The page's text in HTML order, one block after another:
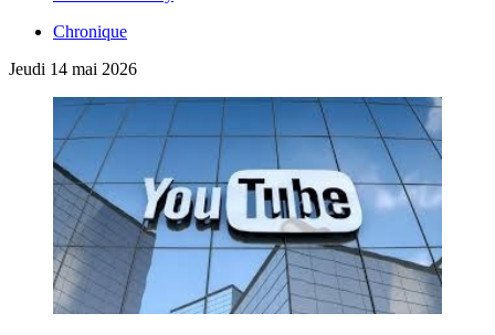
Chronique
Jeudi 14 mai 2026